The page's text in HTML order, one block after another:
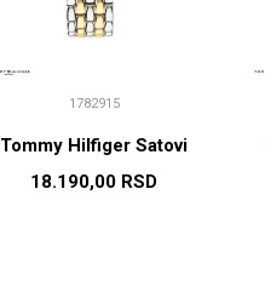
1782915
Tommy Hilfiger Satovi
18.190,00 RSD